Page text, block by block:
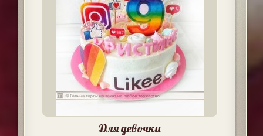
Для девочки